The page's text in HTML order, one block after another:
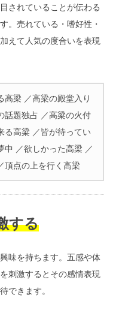
されていることが伝わる
。売れている・嗜好性・
えて人気の度合いを表現
高梁 ／高梁の殿堂入り
話題独占 ／高梁の火付
る高梁 ／皆が待ってい
中 ／欲しかった高梁 ／
頂点の上を行く高梁
する
味を持ちます。五感や体
刺激するとその感情表現
できます。